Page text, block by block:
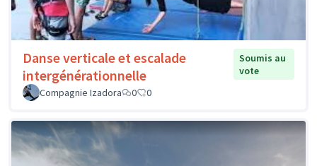
Danse verticale et escalade
intergénérationnelle
Soumis au
vote
Compagnie Izadora
0 0